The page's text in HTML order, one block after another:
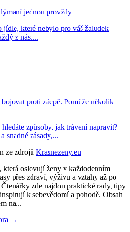
jednou provždy
které nebylo pro váš žaludek
z nás....
proti zácpě. Pomůže několik
způsoby, jak trávení napravit?
snadné zásady,...
ze zdrojů Krasnezeny.eu
která oslovují ženy v každodenním
přes zdraví, výživu a vztahy až po
zde najdou praktické rady, tipy
k sebevědomí a pohodě. Obsah
na...
→